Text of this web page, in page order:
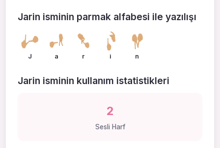
Jarin isminin parmak alfabesi ile yazılışı
J a r i n
Jarin isminin kullanım istatistikleri
2
Sesli Harf